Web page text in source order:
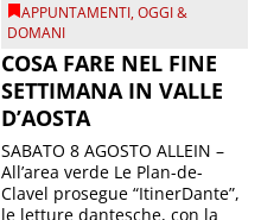
APPUNTAMENTI,OGGI &
DOMANI
COSA FARE NEL FINE
SETTIMANA IN VALLE
D’AOSTA
SABATO 8 AGOSTO ALLEIN –
All’area verde Le Plan-de-
Clavel prosegue “ItinerDante”,
le letture dantesche, con la